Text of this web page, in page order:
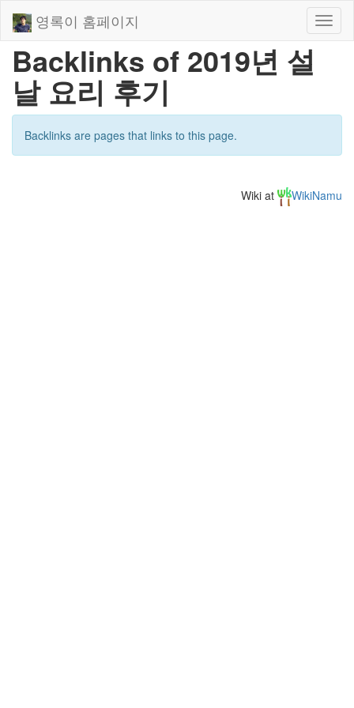
영록이 홈페이지
Backlinks of 2019년 설
날 요리 후기
Backlinks are pages that links to this page.
Wiki at WikiNamu